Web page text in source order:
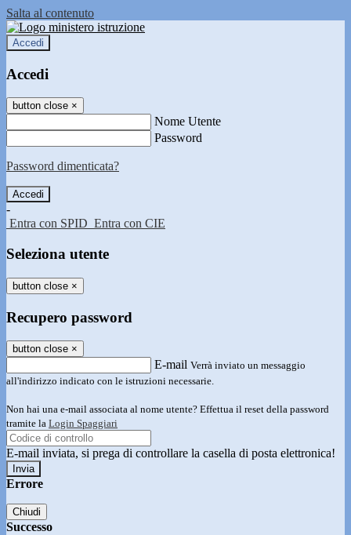
Salta al contenuto
Accedi
Accedi
button close ×
Nome Utente
Password
Password dimenticata?
-
Entra con SPID Entra con CIE
Seleziona utente
button close ×
Recupero password
button close ×
E-mail Verrà inviato un messaggio
all'indirizzo indicato con le istruzioni necessarie.
Non hai una e-mail associata al nome utente? Effettua il reset della password
tramite la Login Spaggiari
E-mail inviata, si prega di controllare la casella di posta elettronica!
Errore
Chiudi
Successo